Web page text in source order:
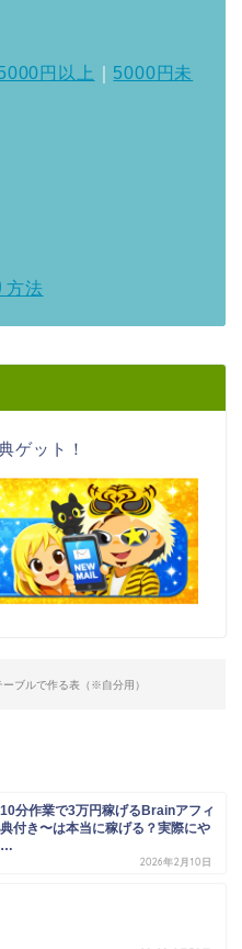
円以上
5000円未
方法
ゲット！
ーブルで作る表（※自分用）
10分作業で3万円稼げるBrainアフィ
付き〜は本当に稼げる？実際にや
…
2026年2月10日